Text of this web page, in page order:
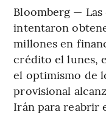
Bloomberg — Las
intentaron
millones en
crédito el lunes,
el optimismo de
provisional
Irán para reabrir